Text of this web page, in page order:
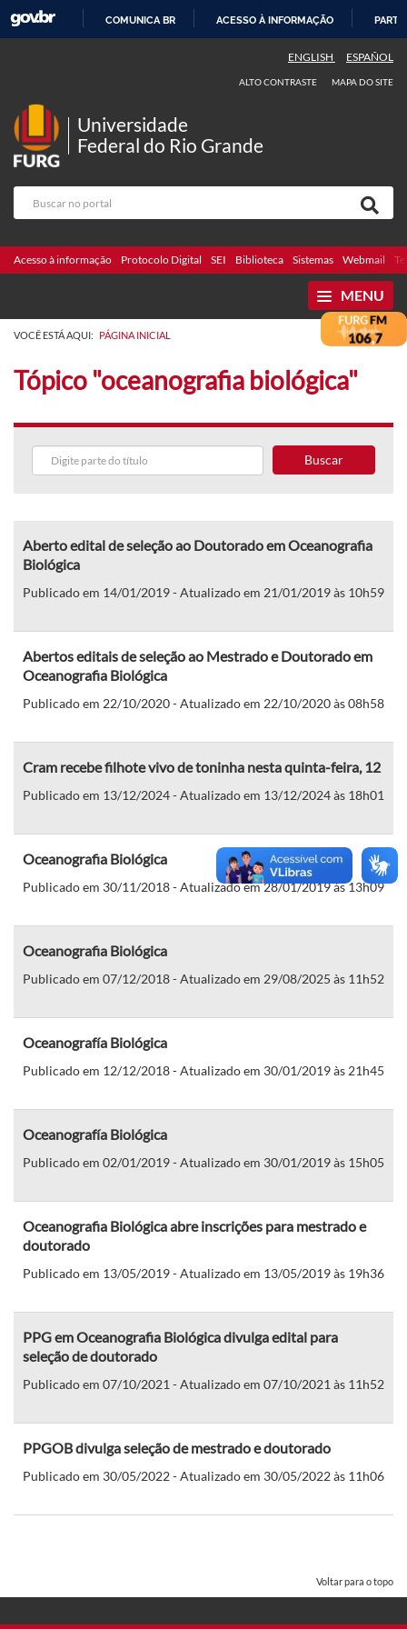
COMUNICA BR ACESSO À INFORMAÇÃO
ENGLISH ESPAÑOL
ALTO CONTRASTE MAPA DO SITE
Universidade
Federal do Rio Grande
Acesso à informação Protocolo Digital SEI Biblioteca Sistemas Webmail
MENU
VOCÊ ESTÁ AQUI: PÁGINA INICIAL
Tópico "oceanografia biológica"
Buscar
Aberto edital de seleção ao Doutorado em Oceanografia
Biológica
Publicado em 14/01/2019 - Atualizado em 21/01/2019 às 10h59
Abertos editais de seleção ao Mestrado e Doutorado em
Oceanografia Biológica
Publicado em 22/10/2020 - Atualizado em 22/10/2020 às 08h58
Cram recebe filhote vivo de toninha nesta quinta-feira, 12
Publicado em 13/12/2024 - Atualizado em 13/12/2024 às 18h01
Oceanografia Biológica
Publicado em 30/11/2018 - Atualizado em 28/01/2019 às 13h09
Oceanografia Biológica
Publicado em 07/12/2018 - Atualizado em 29/08/2025 às 11h52
Oceanografía Biológica
Publicado em 12/12/2018 - Atualizado em 30/01/2019 às 21h45
Oceanografía Biológica
Publicado em 02/01/2019 - Atualizado em 30/01/2019 às 15h05
Oceanografia Biológica abre inscrições para mestrado e
doutorado
Publicado em 13/05/2019 - Atualizado em 13/05/2019 às 19h36
PPG em Oceanografia Biológica divulga edital para
seleção de doutorado
Publicado em 07/10/2021 - Atualizado em 07/10/2021 às 11h52
PPGOB divulga seleção de mestrado e doutorado
Publicado em 30/05/2022 - Atualizado em 30/05/2022 às 11h06
Voltar para o topo